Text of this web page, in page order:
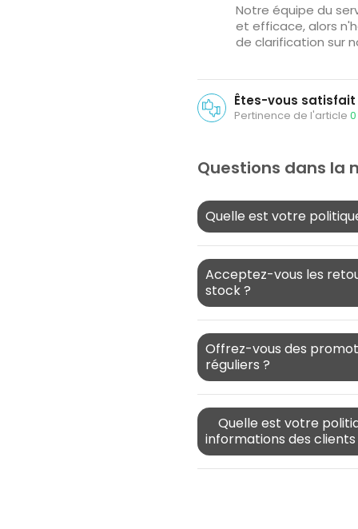
Notre équipe du
et efficace, alors
de clarification sur
Êtes-vous
Pertinence de l'article 0
Questions dans la
Quelle est votre
Acceptez-vous les
stock ?
Offrez-vous des
réguliers ?
Quelle est votre
informations des clients